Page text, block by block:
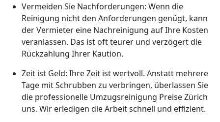
Vermeiden Sie Nachforderungen: Wenn die
Reinigung nicht den Anforderungen genügt, kann
der Vermieter eine Nachreinigung auf Ihre Kosten
veranlassen. Das ist oft teurer und verzögert die
Rückzahlung Ihrer Kaution.
Zeit ist Geld: Ihre Zeit ist wertvoll. Anstatt mehrere
Tage mit Schrubben zu verbringen, überlassen Sie
die professionelle Umzugsreinigung Preise Zürich
uns. Wir erledigen die Arbeit schnell und effizient.